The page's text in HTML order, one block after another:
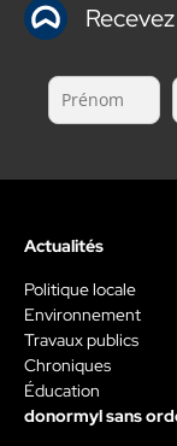
Actualités
Politique locale
Environnement
Travaux publics
Chroniques
Éducation
donormyl sans